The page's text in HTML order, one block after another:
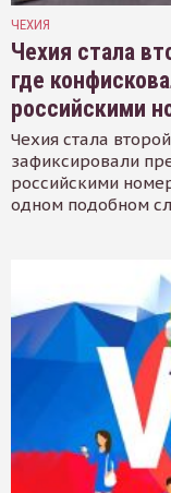
ЧЕХИЯ
Чехия стала
где
российскими
Чехия стала
зафиксировали
российскими
одном подобном